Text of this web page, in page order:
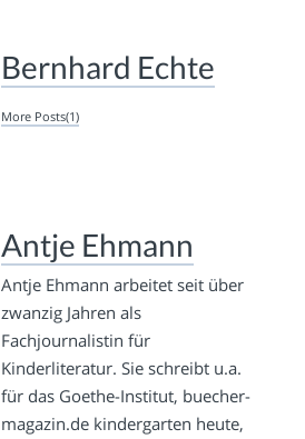
Bernhard Echte
More Posts(1)
Antje Ehmann
Antje Ehmann arbeitet seit über
zwanzig Jahren als
Fachjournalistin für
Kinderliteratur. Sie schreibt u.a.
für das Goethe-Institut, buecher-
magazin.de kindergarten heute,